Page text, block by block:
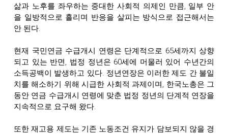
삶과 노후를 좌우하는 중대한 사회적 의제인 만큼, 일부 안
을 일방적으로 흘리며 반응을 살피는 방식으로 접근해서는
안 된다.
현재 국민연금 수급개시 연령은 단계적으로 65세까지 상향
되고 있는 반면, 법정 정년은 60세에 머물러 있어 수년간의
소득공백이 발생하고 있다. 정년연장은 이러한 제도 간 불일
치를 해소하기 위해 시급한 사회적 과제이며, 한국노총은 그
동안 연금 수급개시 연령에 맞춘 법정 정년의 단계적 연장을
지속적으로 요구해 왔다.
또한 재고용 제도는 기존 노동조건 유지가 담보되지 않을 경